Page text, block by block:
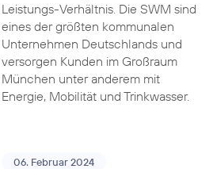
Leistungs-Verhältnis. Die SWM sind
eines der größten kommunalen
Unternehmen Deutschlands und
versorgen Kunden im Großraum
München unter anderem mit
Energie, Mobilität und Trinkwasser.
06. Februar 2024